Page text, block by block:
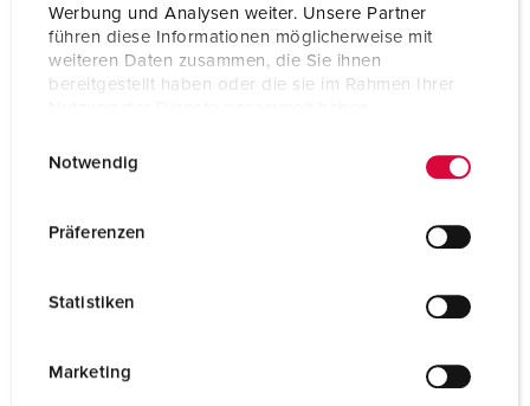
Werbung und Analysen weiter. Unsere Partner
führen diese Informationen möglicherweise mit
weiteren Daten zusammen, die Sie ihnen
bereitgestellt haben oder die sie im Rahmen Ihrer
Notwendig
Präferenzen
Statistiken
Marketing
ZUM ARTIKEL